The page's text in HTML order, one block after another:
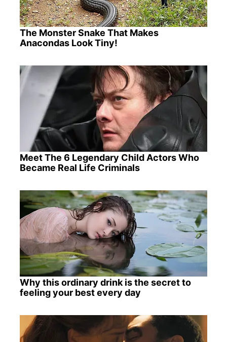
The Monster Snake That Makes
Anacondas Look Tiny!
Meet The 6 Legendary Child Actors Who
Became Real Life Criminals
Why this ordinary drink is the secret to
feeling your best every day